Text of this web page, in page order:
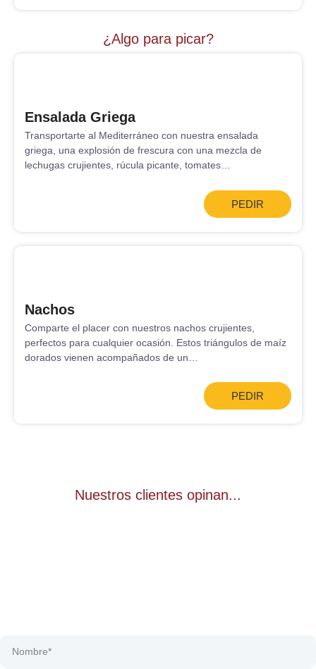
¿Algo para picar?
Ensalada Griega
Transportarte al Mediterráneo con nuestra ensalada
griega, una explosión de frescura con una mezcla de
lechugas crujientes, rúcula picante, tomates…
PEDIR
Nachos
Comparte el placer con nuestros nachos crujientes,
perfectos para cualquier ocasión. Estos triángulos de maíz
dorados vienen acompañados de un…
PEDIR
Nuestros clientes opinan...